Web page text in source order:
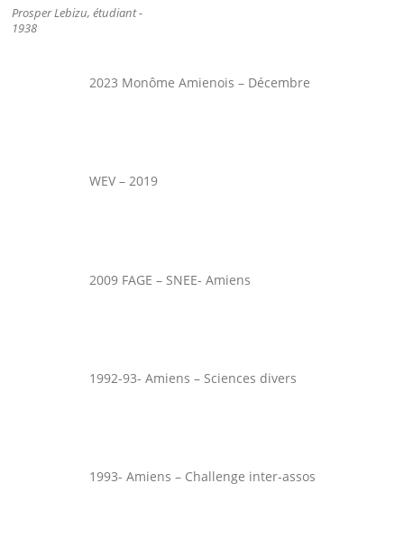
Prosper Lebizu, étudiant -
1938
2023 Monôme Amienois – Décembre
WEV – 2019
2009 FAGE – SNEE- Amiens
1992-93- Amiens – Sciences divers
1993- Amiens – Challenge inter-assos